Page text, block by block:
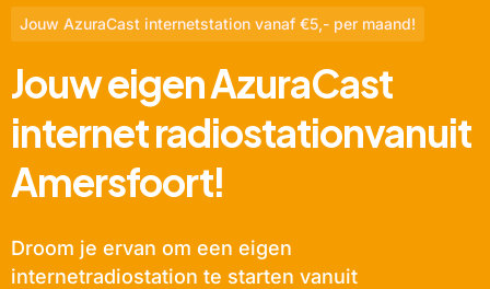
Jouw AzuraCast internetstation vanaf €5,- per maand!
Jouw eigen AzuraCast
internet radiostationvanuit
Amersfoort!
Droom je ervan om een eigen
internetradiostation te starten vanuit